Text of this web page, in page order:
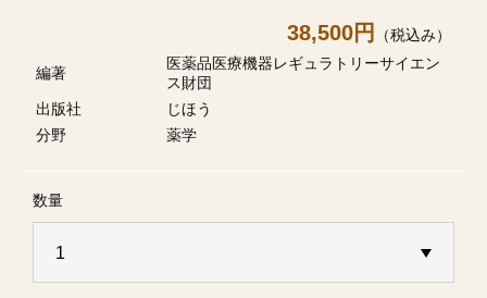
38,500円 （税込み）
編著
医薬品医療機器レギュラトリーサイエン
ス財団
出版社
じほう
分野
薬学
数量